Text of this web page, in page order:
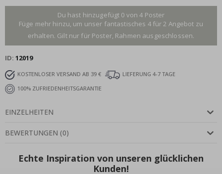
Du hast hinzugefügt 0 von 4 Poster
Füge mehr hinzu, um unser fantastisches 4 für 2 Angebot zu
erhalten. Gilt nur für Poster, Rahmen ausgeschlossen.
ID 12019
KOSTENLOSER VERSAND AB 39 €
LIEFERUNG 4-7 TAGE
100% ZUFRIEDENHEITSGARANTIE
EINZELHEITEN
BEWERTUNGEN (0)
Echte Inspiration von unseren glücklichen
Kunden!